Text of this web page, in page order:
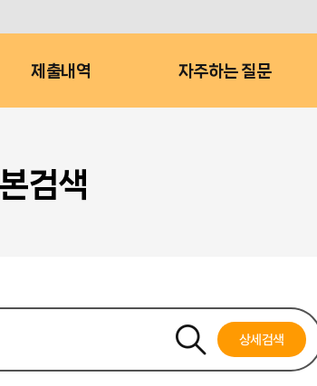
제출내역 자주하는 질문
검색
상세검색